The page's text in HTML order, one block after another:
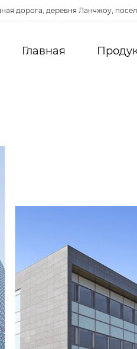
дорога, деревня Ланчжоу,
Главная